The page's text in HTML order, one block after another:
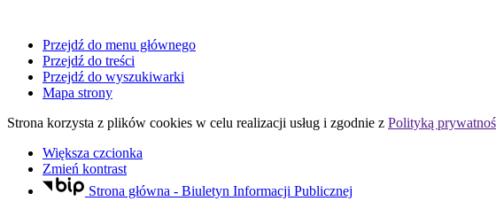
Przejdź do menu głównego
Przejdź do treści
Przejdź do wyszukiwarki
Mapa strony
Strona korzysta z plików cookies w celu realizacji usług i zgodnie z Polityką
Większa czcionka
Zmień kontrast
Strona główna - Biuletyn Informacji Publicznej